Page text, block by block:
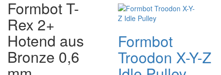
Formbot T-
Rex 2+
Hotend aus
Bronze 0,6
Formbot
Troodon X-Y-Z